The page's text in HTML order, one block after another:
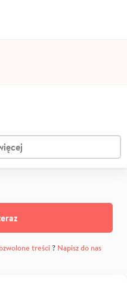
treści? Napisz do nas